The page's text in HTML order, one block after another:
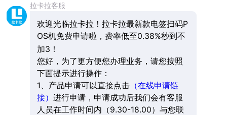
拉卡拉客服
欢迎光临拉卡拉！拉卡拉最新款电签扫码P
OS机免费申请啦，费率低至0.38%秒到不
加3！
您好，为了更方便您办理业务，请您按照
下面提示进行操作：
1、产品申请可以直接点击（在线申请链
接） 进行申请，申请成功后我们会有客服
人员在工作时间内（9.30-18.00）与您联